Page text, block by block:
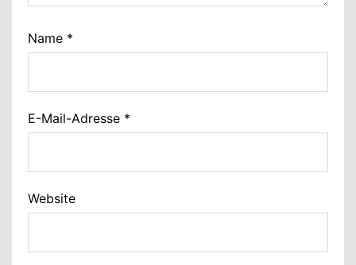
Name *
E-Mail-Adresse *
Website